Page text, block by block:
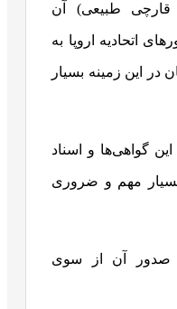
قارچی طبیعی) آن
اتحادیه اروپا به
در این زمینه بسیار
گواهی‌ها و اسناد
مهم و ضروری
صدور آن از سوی